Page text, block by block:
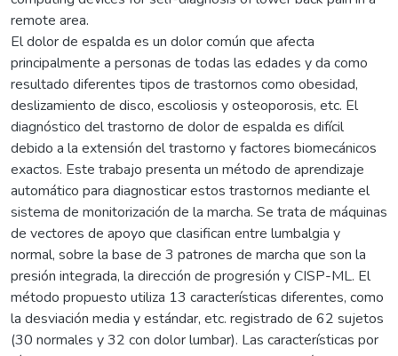
remote area.
El dolor de espalda es un dolor común que afecta
principalmente a personas de todas las edades y da como
resultado diferentes tipos de trastornos como obesidad,
deslizamiento de disco, escoliosis y osteoporosis, etc. El
diagnóstico del trastorno de dolor de espalda es difícil
debido a la extensión del trastorno y factores biomecánicos
exactos. Este trabajo presenta un método de aprendizaje
automático para diagnosticar estos trastornos mediante el
sistema de monitorización de la marcha. Se trata de máquinas
de vectores de apoyo que clasifican entre lumbalgia y
normal, sobre la base de 3 patrones de marcha que son la
presión integrada, la dirección de progresión y CISP-ML. El
método propuesto utiliza 13 características diferentes, como
la desviación media y estándar, etc. registrado de 62 sujetos
(30 normales y 32 con dolor lumbar). Las características por